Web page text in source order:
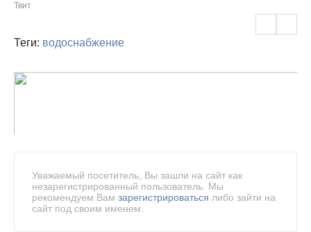
Твит
Теги: водоснабжение
Уважаемый посетитель, Вы зашли на сайт как
незарегистрированный пользователь. Мы
рекомендуем Вам зарегистрироваться либо зайти на
сайт под своим именем.